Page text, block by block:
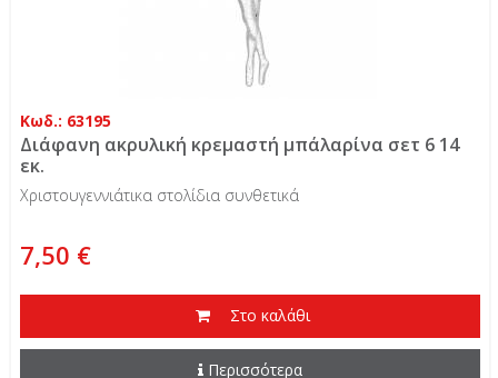
Κωδ.: 63195
Διάφανη ακρυλική κρεμαστή μπάλαρίνα σετ 6 14
εκ.
Χριστουγεννιάτικα στολίδια συνθετικά
7,50 €
Στο καλάθι
Περισσότερα